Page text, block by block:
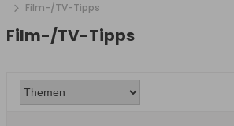
Film-/TV-Tipps
Film-/TV-Tipps